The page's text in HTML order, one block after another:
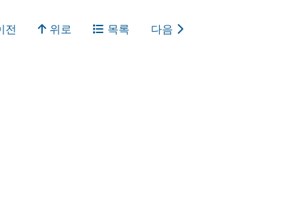
전 위로 목록 다음